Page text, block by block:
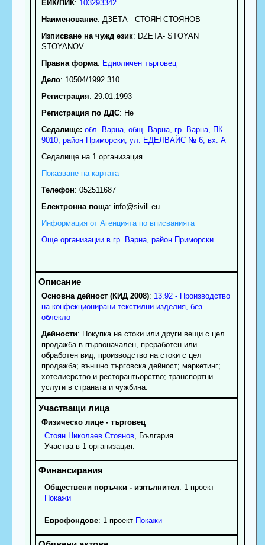
ЕИК/ПИК: 103293342
Наименование: ДЗЕТА - СТОЯН СТОЯНОВ
Изписване на чужд език: DZETA- STOYAN
STOYANOV
Правна форма: Едноличен търговец
Дело: 10504/1992 310
Регистрация: 29.01.1993
Регистрация по ДДС: Нe
Седалище: обл. Варна, общ. Варна, гр. Варна, ПК
9010, район Приморски, ул. ЕДЕЛВАЙС № 6, вх. А
Седалище на 1 организация
Показване на картата
Телефон: 052511687
Електронна поща: info@sivill.eu
Информация от Агенцията по вписванията
Още организации в гр. Варна, район Приморски
Основна дейност (КИД 2008): 13.92 - Производство
на конфекционирани текстилни изделия, без
облекло
Дейности: Покупка на стоки или други вещи с цел
продажба в първоначален, преработен или
обработен вид; производство на стоки с цел
продажба; външно търговска дейност; маркетинг;
хотелиерство и ресторантьорство; транспортни
услуги в страната и чужбина.
Физическо лице - търговец
Стоян Николаев Стоянов, България
Участва в 1 организация.
Обществени поръчки - изпълнител: 1 проект
Покажи
Еврофондове: 1 проект Покажи